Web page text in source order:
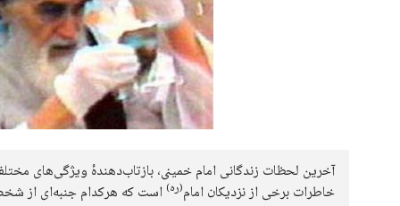
آخرین لحظات زندگانی امام خمینی، بازتاب‌دهندهٔ ویژگی‌های
خاطرات برخی از نزدیکان امام(ره)است که هرکدام جنبه‌ای از